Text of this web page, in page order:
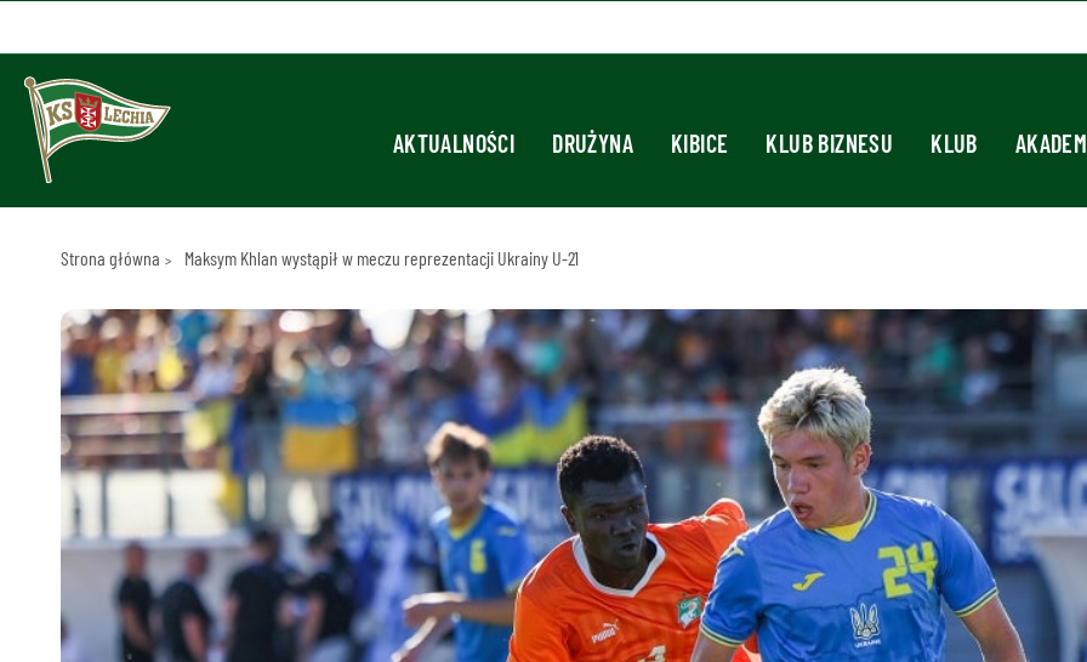
AKTUALNOŚCI DRUŻYNA KIBICE KLUB BIZNESU KLUB
Strona główna Maksym Khlan wystąpił w meczu reprezentacji Ukrainy U-21